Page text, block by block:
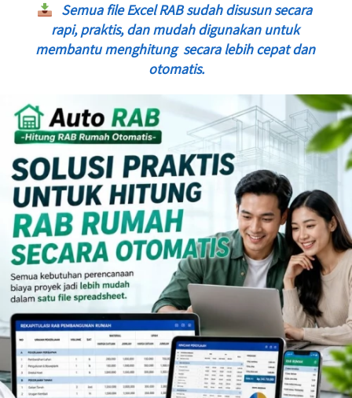
Semua file Excel RAB sudah disusun secara
rapi, praktis, dan mudah digunakan untuk
membantu menghitung  secara lebih cepat dan
otomatis.